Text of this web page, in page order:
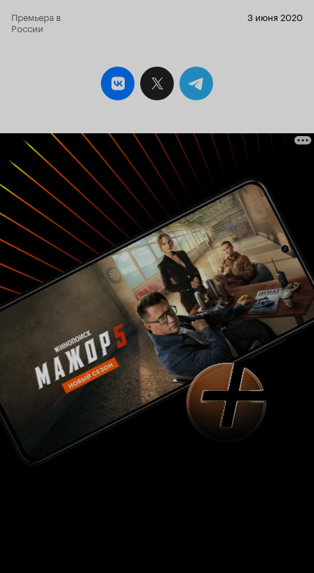
преимущество - это сериал о сегодняшнем
дне, а не бесконечная ностальгия по навсегда
себе являются едва ли не лучшим, что вообще
есть в «Последствиях». Они весьма
художественно сняты, а заложенная в них идея
имеет очевидное родство со всем сериалом в
жизни. Вода означает безграничные
возможности и свободу, но в условиях
бассейна свобода ограничена плавательными
дорожками, за которые никак нельзя
заплывать. Как и жизнь, которую каждый
творит сам, но действует в условиях
ограничений. Самый-самый финальный кадр
имеет прямую логическую связь с титрами, там
тоже есть вода, но другого свойства, и там есть
бесконечность и свобода, в отличие от
представленной картинки. Однако, несмотря
на удачные титры, интересное начальное
размышление, они практически никак не
связаны с происходящими в сериале
событиями, а автор делает конкретную
отсылку всего однажды за все восемь серий.
Невозможно объяснить, почему выбран
именно такой образ: в сериале нет героев-
пловцов, никто, вроде, особой страстью к
бассейну не пылает, а единственное появление
такого объекта в сериале касается одной из
героинь второго плана, что, очевидно,
случайно. Хорошая идея оказывается не до
конца раскрытой и не оптимально
использованной. «Последствия» - весьма
удачное название для сериала, номинально
Премьера в
России
3 июня 2020